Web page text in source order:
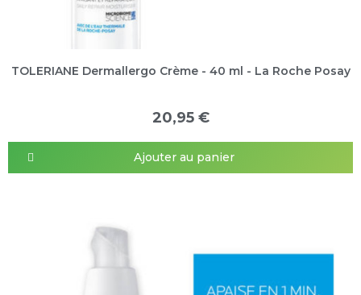
TOLERIANE Dermallergo Crème - 40 ml - La Roche Posay
20,95 €
Ajouter au panier